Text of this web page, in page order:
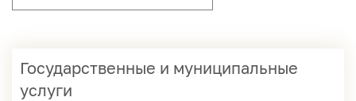
Государственные и муниципальные
услуги